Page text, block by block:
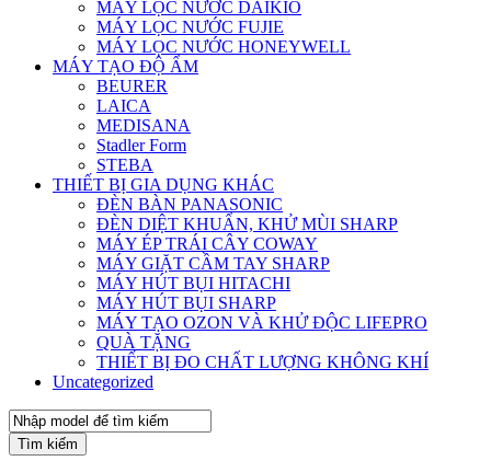
MÁY LỌC NƯỚC DAIKIO
MÁY LỌC NƯỚC FUJIE
MÁY LỌC NƯỚC HONEYWELL
MÁY TẠO ĐỘ ẨM
BEURER
LAICA
MEDISANA
Stadler Form
STEBA
THIẾT BỊ GIA DỤNG KHÁC
ĐÈN BÀN PANASONIC
ĐÈN DIỆT KHUẨN, KHỬ MÙI SHARP
MÁY ÉP TRÁI CÂY COWAY
MÁY GIẶT CẦM TAY SHARP
MÁY HÚT BỤI HITACHI
MÁY HÚT BỤI SHARP
MÁY TẠO OZON VÀ KHỬ ĐỘC LIFEPRO
QUÀ TẶNG
THIẾT BỊ ĐO CHẤT LƯỢNG KHÔNG KHÍ
Uncategorized
Tìm kiếm